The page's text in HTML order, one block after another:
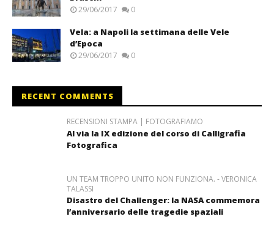
29/06/2017 0
Vela: a Napoli la settimana delle Vele
d’Epoca
29/06/2017 0
RECENT COMMENTS
RECENSIONI STAMPA | FOTOGRAFIAMO
Al via la IX edizione del corso di Calligrafia
Fotografica
UN TEAM TROPPO UNITO NON FUNZIONA. - VERONICA
TALASSI
Disastro del Challenger: la NASA commemora
l’anniversario delle tragedie spaziali